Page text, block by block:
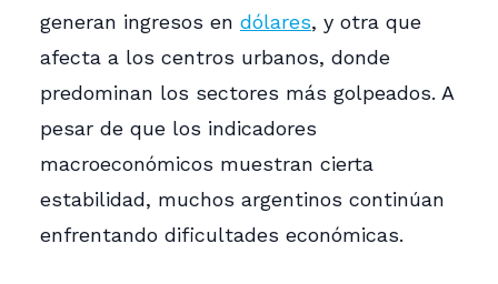
generan ingresos en dólares, y otra que
afecta a los centros urbanos, donde
predominan los sectores más golpeados. A
pesar de que los indicadores
macroeconómicos muestran cierta
estabilidad, muchos argentinos continúan
enfrentando dificultades económicas.